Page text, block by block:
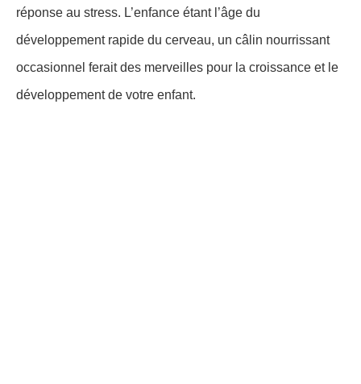
réponse au stress. L’enfance étant l’âge du
développement rapide du cerveau, un câlin nourrissant
occasionnel ferait des merveilles pour la croissance et le
développement de votre enfant.